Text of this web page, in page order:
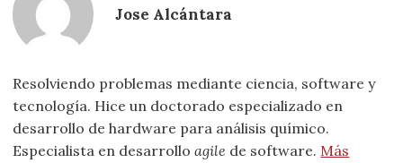
Jose Alcántara
Resolviendo problemas mediante ciencia, software y
tecnología. Hice un doctorado especializado en
desarrollo de hardware para análisis químico.
Especialista en desarrolloagile de software. Más